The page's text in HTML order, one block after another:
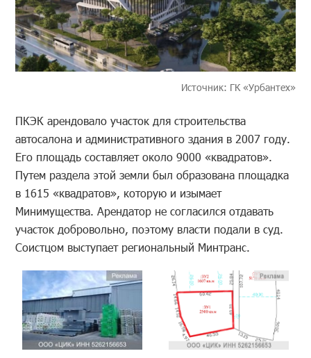
Источник: ГК «Урбантех»
ПКЭК арендовало участок для строительства
автосалона и административного здания в 2007 году.
Его площадь составляет около 9000 «квадратов».
Путем раздела этой земли был образована площадка
в 1615 «квадратов», которую и изымает
Минимущества. Арендатор не согласился отдавать
участок добровольно, поэтому власти подали в суд.
Соистцом выступает региональный Минтранс.